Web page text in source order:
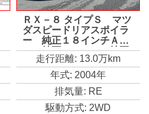
ＲＸ－８ タイプＳ マツ
ダスピードリアスポイラ
ー 純正１８インチＡ
Ｗ 純正マフラー 純正
サスペンション 社外デ
ィスプレイオーディオ
ＥＴＣ ＨＩＤヘッドラ
走行距離: 13.0万km
年式: 2004年
排気量: RE
駆動方式: 2WD